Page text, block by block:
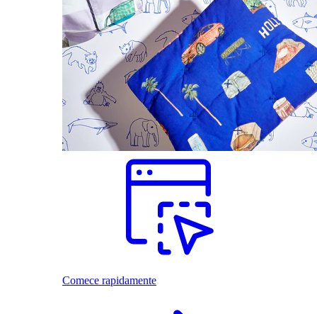
Comece rapidamente